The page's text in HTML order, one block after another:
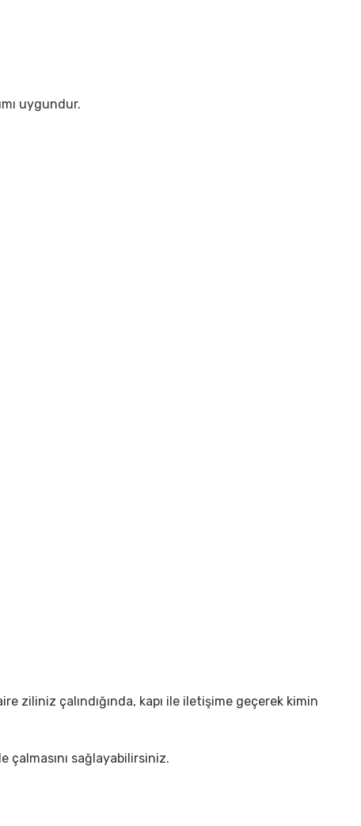
uygundur.
ziliniz çalındığında, kapı ile iletişime geçerek kimin
çalmasını sağlayabilirsiniz.